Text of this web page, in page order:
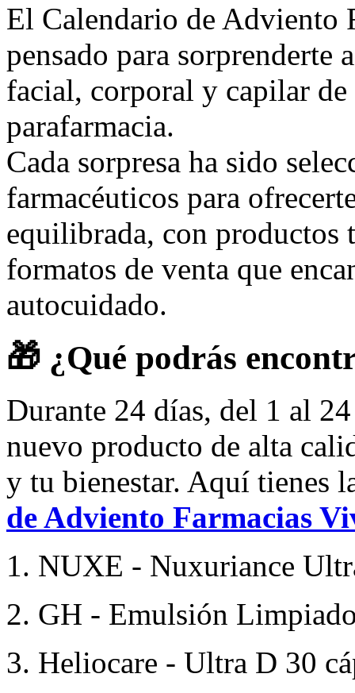
El Calendario de Adviento
pensado para sorprenderte
facial, corporal y capilar de
parafarmacia.
Cada sorpresa ha sido
farmacéuticos para
equilibrada, con
formatos de venta que
autocuidado.
🎁 ¿Qué podrás
Durante 24 días, del 1 al
nuevo producto de alta
y tu bienestar. Aquí tienes
de Adviento Farmacias
NUXE - Nuxuriance
GH - Emulsión
Heliocare - Ultra D 30